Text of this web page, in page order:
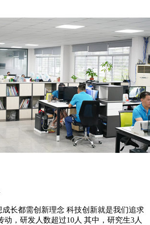
成长都需创新理念 科技创新就是我们追求
动，研发人数超过10人 其中，研究生3人